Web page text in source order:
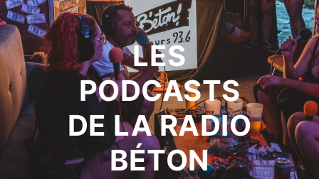
LES
PODCASTS
DE LA RADIO
BÉTON